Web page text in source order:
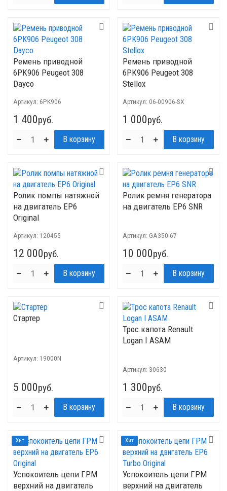
Ремень приводной
6PK906 Peugeot 308
Dayco
Артикул: 6PK906
1 400руб.
Ремень приводной
6PK906 Peugeot 308
Stellox
Артикул: 06-00906-SX
1 000руб.
Ролик помпы натяжной
на двигатель EP6
Original
Артикул: 120455
12 000руб.
Ролик ремня генератора
на двигатель ЕР6 SNR
Артикул: GA350.67
10 000руб.
Стартер
Артикул: 19000N
5 000руб.
Трос капота Renault
Logan I ASAM
Артикул: 30630
1 300руб.
Хит
Успокоитель цепи ГРМ
верхний на двигатель
Хит
Успокоитель цепи ГРМ
верхний на двигатель